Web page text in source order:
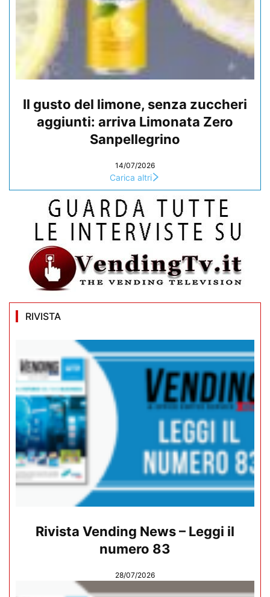
Il gusto del limone, senza zuccheri
aggiunti: arriva Limonata Zero
Sanpellegrino
14/07/2026
Carica altri
RIVISTA
Rivista Vending News – Leggi il
numero 83
28/07/2026